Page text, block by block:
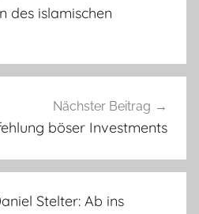
des islamischen
Nächster Beitrag
böser Investments
Stelter: Ab ins